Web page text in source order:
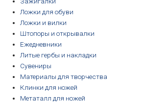
Ложки для обуви
Ложки и вилки
Штопоры и открывалки
Ежедневники
Литые гербы и накладки
Сувениры
Материалы для творчества
Клинки для ножей
Метаталл для ножей